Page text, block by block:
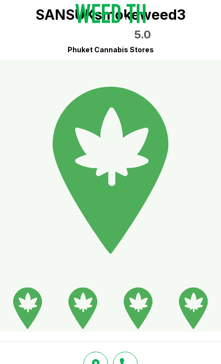
SANSUKsmokeweed3
5.0
Phuket Cannabis Stores